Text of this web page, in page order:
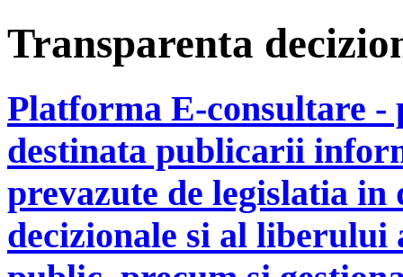
Transparenta
Platforma E-consultare
destinata publicarii
prevazute de legislatia
decizionale si al liberului